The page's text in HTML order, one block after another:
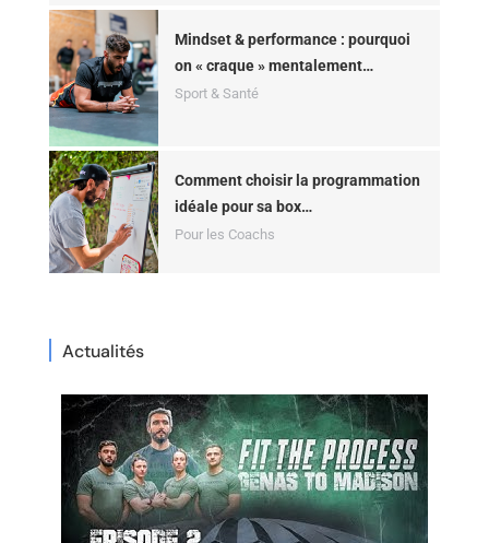
Mindset & performance : pourquoi
on « craque » mentalement…
Sport & Santé
Comment choisir la programmation
idéale pour sa box…
Pour les Coachs
Actualités